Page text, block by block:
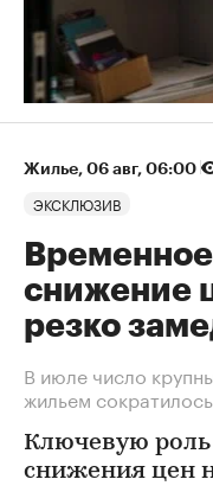
Жилье⁠, 06 авг, 06:00
ЭКСКЛЮЗИВ
снижение
резко
В июле число
жильем
Ключевую
снижения цен